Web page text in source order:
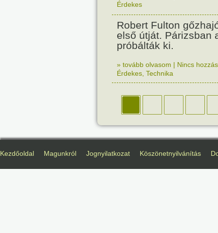
Érdekes
Robert Fulton
első útját. Párizsban
próbálták ki.
» tovább olvasom | Nincs
Érdekes Technika
Kezdőoldal Magunkról Jognyilatkozat Köszönetnyilvánítás